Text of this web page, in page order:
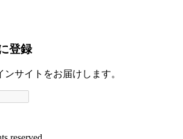
登録
サイトをお届けします。